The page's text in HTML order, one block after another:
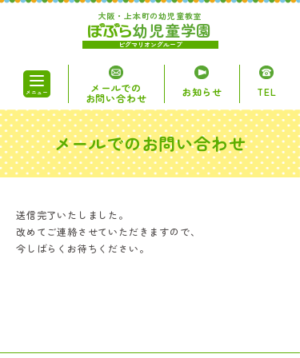
大阪・上本町の幼児童教室
幼児童学園
ピグマリオングループ
メニュー メールでの
お問い合わせ お知らせ TEL
ぽぷらについて
時間割・料金
メールでのお問い合わせ
送信完了いたしました。
改めてご連絡させていただきますので、
今しばらくお待ちください。